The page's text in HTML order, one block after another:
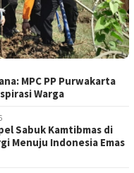
MPC PP Purwakarta
Warga
Sabuk Kamtibmas di
Menuju Indonesia Emas